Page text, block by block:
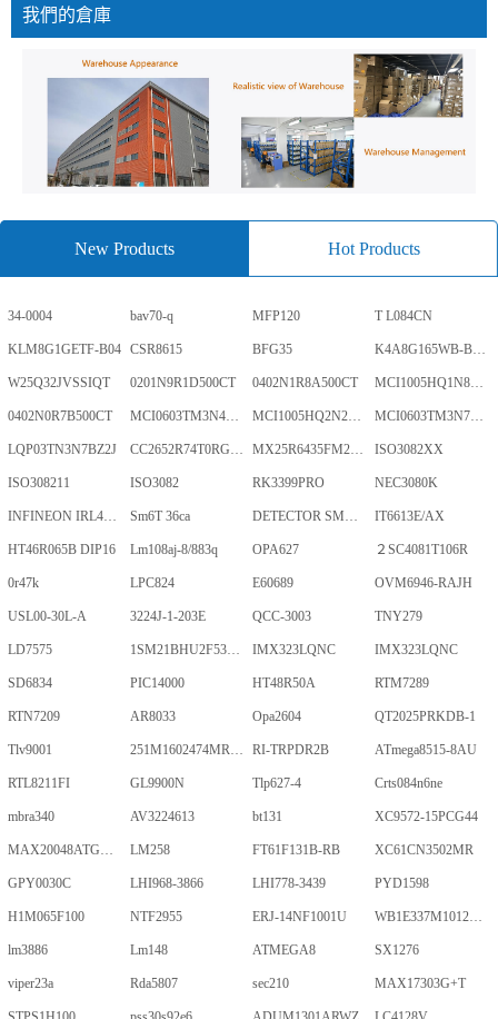
我們的倉庫
New Products Hot Products
34-0004 bav70-q MFP120 T L084CN
KLM8G1GETF-B04 CSR8615 BFG35 K4A8G165WB-BCWE
W25Q32JVSSIQT 0201N9R1D500CT 0402N1R8A500CT MCI1005HQ1N8SHBP
0402N0R7B500CT MCI0603TM3N4BHBP MCI1005HQ2N2BHBP MCI0603TM3N7BHBP
LQP03TN3N7BZ2J CC2652R74T0RGZR MX25R6435FM2IL0TR ISO3082XX
ISO308211 ISO3082 RK3399PRO NEC3080K
INFINEON IRL40SC228 Sm6T 36ca DETECTOR SMD,HT7024A-1,3%,SOT-89 IT6613E/AX
HT46R065B DIP16 Lm108aj-8/883q OPA627 ２SC4081T106R
0r47k LPC824 E60689 OVM6946-RAJH
USL00-30L-A 3224J-1-203E QCC-3003 TNY279
LD7575 1SM21BHU2F53E2VGNE IMX323LQNC IMX323LQNC
SD6834 PIC14000 HT48R50A RTM7289
RTN7209 AR8033 Opa2604 QT2025PRKDB-1
Tlv9001 251M1602474MR09M RI-TRPDR2B ATmega8515-8AU
RTL8211FI GL9900N Tlp627-4 Crts084n6ne
mbra340 AV3224613 bt131 XC9572-15PCG44
MAX20048ATGA/VY+ LM258 FT61F131B-RB XC61CN3502MR
GPY0030C LHI968-3866 LHI778-3439 PYD1598
H1M065F100 NTF2955 ERJ-14NF1001U WB1E337M1012MPA
lm3886 Lm148 ATMEGA8 SX1276
viper23a Rda5807 sec210 MAX17303G+T